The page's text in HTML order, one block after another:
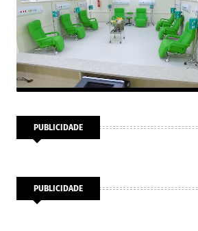
PUBLICIDADE
PUBLICIDADE